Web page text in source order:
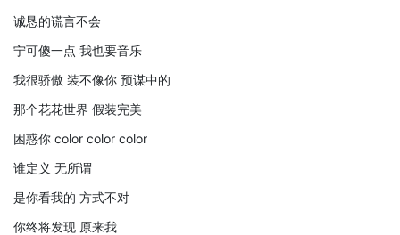
诚恳的谎言不会
宁可傻一点 我也要音乐
我很骄傲 装不像你 预谋中的
那个花花世界 假装完美
困惑你 color color color
谁定义 无所谓
是你看我的 方式不对
你终将发现 原来我